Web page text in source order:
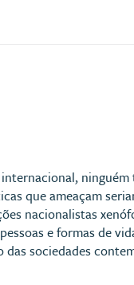
que ameaçam
nacionalistas
e formas de
sociedades